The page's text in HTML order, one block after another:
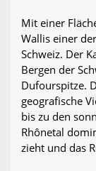
Mit einer
Wallis einer
Schweiz. Der
Bergen der
Dufourspitze.
geografische
bis zu den
Rhônetal
zieht und das